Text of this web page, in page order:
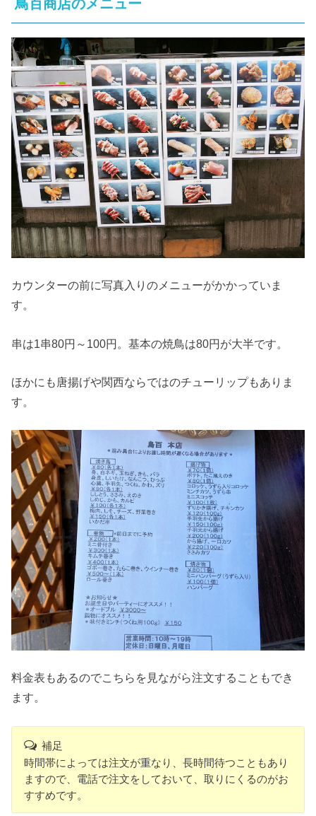
鳥百商店のメニュー
カウンターの前に写真入りのメニューがかかっていま
す。
串は1串80円～100円。基本の焼鳥は80円が大半です。
ほかにも唐揚げや関西ならではのチューリップもありま
す。
料金表もあるのでこちらを見ながら注文することもでき
ます。
補足
時間帯によっては注文が重なり、長時間待つこともあり
ますので、電話で注文をしておいて、取りにくるのがお
すすめです。